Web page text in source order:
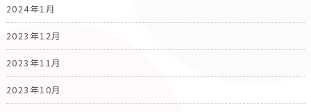
2024年1月
2023年12月
2023年11月
2023年10月